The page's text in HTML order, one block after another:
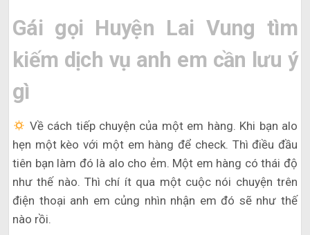
Gái gọi Huyện Lai Vung tìm
kiếm dịch vụ anh em cần lưu ý
gì
Về cách tiếp chuyện của một em hàng. Khi bạn alo
hẹn một kèo với một em hàng để check. Thì điều đầu
tiên bạn làm đó là alo cho ẻm. Một em hàng có thái độ
như thế nào. Thì chí ít qua một cuộc nói chuyện trên
điện thoại anh em củng nhìn nhận em đó sẽ như thế
nào rồi.